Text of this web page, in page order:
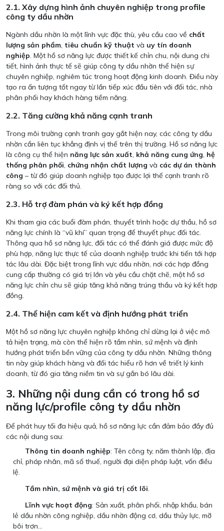
2.1. Xây dựng hình ảnh chuyên nghiệp trong profile
công ty dầu nhờn
Ngành dầu nhờn là một lĩnh vực đặc thù, yêu cầu cao về chất
lượng sản phẩm, tiêu chuẩn kỹ thuật và uy tín doanh
nghiệp. Một hồ sơ năng lực được thiết kế chỉn chu, nội dung chi
tiết, hình ảnh thực tế sẽ giúp công ty dầu nhờn thể hiện sự
chuyên nghiệp, nghiêm túc trong hoạt động kinh doanh. Điều này
tạo ra ấn tượng tốt ngay từ lần tiếp xúc đầu tiên với đối tác, nhà
phân phối hay khách hàng tiềm năng.
2.2. Tăng cường khả năng cạnh tranh
Trong môi trường cạnh tranh gay gắt hiện nay, các công ty dầu
nhờn cần liên tục khẳng định vị thế trên thị trường. Hồ sơ năng lực
là công cụ thể hiện năng lực sản xuất, khả năng cung ứng, hệ
thống phân phối, chứng nhận chất lượng và các dự án thành
công – từ đó giúp doanh nghiệp tạo được lợi thế cạnh tranh rõ
ràng so với các đối thủ.
2.3. Hỗ trợ đàm phán và ký kết hợp đồng
Khi tham gia các buổi đàm phán, thuyết trình hoặc dự thầu, hồ sơ
năng lực chính là “vũ khí” quan trọng để thuyết phục đối tác.
Thông qua hồ sơ năng lực, đối tác có thể đánh giá được mức độ
phù hợp, năng lực thực tế của doanh nghiệp trước khi tiến tới hợp
tác lâu dài. Đặc biệt trong lĩnh vực dầu nhờn, nơi các hợp đồng
cung cấp thường có giá trị lớn và yêu cầu chặt chẽ, một hồ sơ
năng lực chỉn chu sẽ giúp tăng khả năng trúng thầu và ký kết hợp
đồng.
2.4. Thể hiện cam kết và định hướng phát triển
Một hồ sơ năng lực chuyên nghiệp không chỉ dừng lại ở việc mô
tả hiện trạng, mà còn thể hiện rõ tầm nhìn, sứ mệnh và định
hướng phát triển bền vững của công ty dầu nhờn. Những thông
tin này giúp khách hàng và đối tác hiểu rõ hơn về triết lý kinh
doanh, từ đó gia tăng niềm tin và sự gắn bó lâu dài.
3. Những nội dung cần có trong hồ sơ
năng lực/profile công ty dầu nhờn
Để phát huy tối đa hiệu quả, hồ sơ năng lực cần đảm bảo đầy đủ
các nội dung sau:
Thông tin doanh nghiệp: Tên công ty, năm thành lập, địa
chỉ, pháp nhân, mã số thuế, người đại diện pháp luật, vốn điều
lệ.
Tầm nhìn, sứ mệnh và giá trị cốt lõi.
Lĩnh vực hoạt động: Sản xuất, phân phối, nhập khẩu, bán
lẻ dầu nhờn công nghiệp, dầu nhờn động cơ, dầu thủy lực, mỡ
bôi trơn...